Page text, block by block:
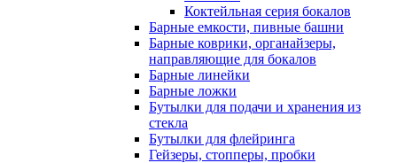
Коктейльная серия бокалов
Барные емкости, пивные башни
Барные коврики, органайзеры,
направляющие для бокалов
Барные линейки
Барные ложки
Бутылки для подачи и хранения из
стекла
Бутылки для флейринга
Гейзеры, стопперы, пробки